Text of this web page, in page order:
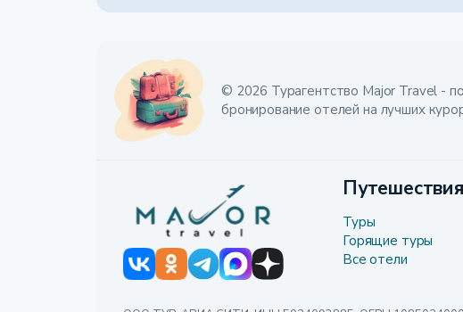
© 2026 Турагентство Major Travel -
бронирование отелей на лучших
Путешествия
Туры
Горящие туры
Все отели